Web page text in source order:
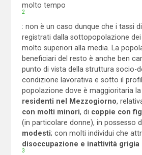
molto tempo
2
: non è un caso dunque che i tassi
registrati dalla sottopopolazione
molto superiori alla media. La
beneficiari del resto è anche ben
punto di vista della struttura socio-
condizione lavorativa e sotto il
popolazione dove è maggioritaria
residenti nel Mezzogiorno,
con molti minori, di coppie con
(in particolare donne), in possesso
modesti; con molti individui che
disoccupazione e inattività grigia
3